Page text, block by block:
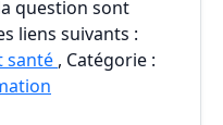
question sont
liens suivants :
santé , Catégorie :